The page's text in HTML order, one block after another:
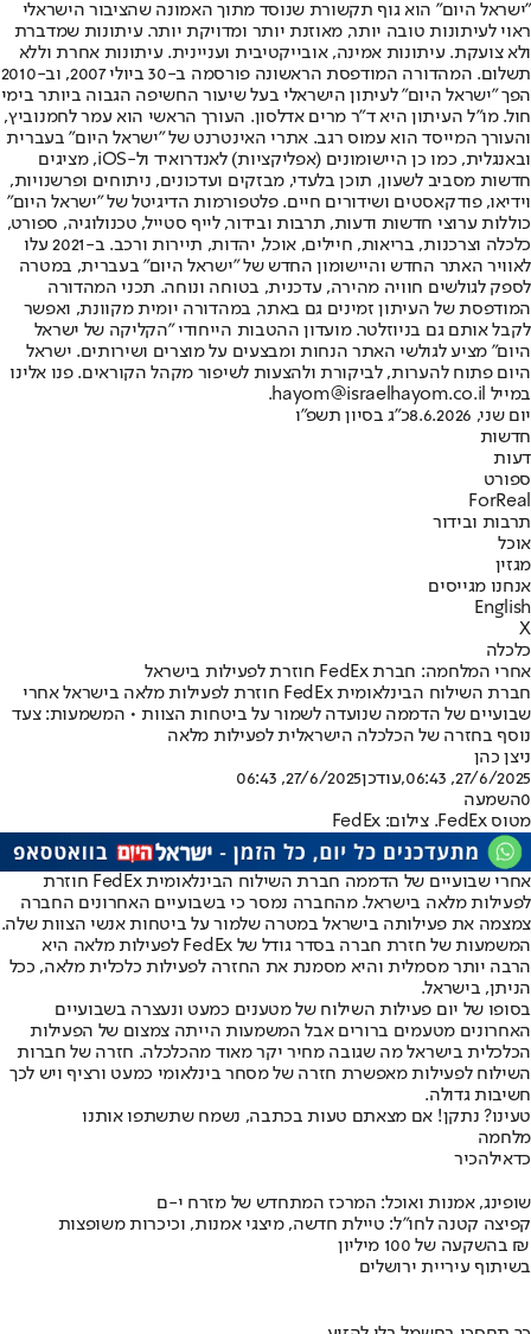
"ישראל היום" הוא גוף תקשורת שנוסד מתוך האמונה שהציבור הישראלי
ראוי לעיתונות טובה יותר, מאוזנת יותר ומדויקת יותר. עיתונות שמדברת
ולא צועקת. עיתונות אמינה, אובייקטיבית ועניינית. עיתונות אחרת וללא
תשלום. המהדורה המודפסת הראשונה פורסמה ב-30 ביולי 2007, וב-2010
הפך "ישראל היום" לעיתון הישראלי בעל שיעור החשיפה הגבוה ביותר בימי
חול. מו"ל העיתון היא ד"ר מרים אדלסון. העורך הראשי הוא עמר לחמנוביץ,
והעורך המייסד הוא עמוס רגב. אתרי האינטרנט של "ישראל היום" בעברית
ובאנגלית, כמו כן היישומונים (אפליקציות) לאנדרואיד ול-iOS, מציגים
חדשות מסביב לשעון, תוכן בלעדי, מבזקים ועדכונים, ניתוחים ופרשנויות,
וידיאו, פודקאסטים ושידורים חיים. פלטפורמות הדיגיטל של "ישראל היום"
כוללות ערוצי חדשות ודעות, תרבות ובידור, לייף סטייל, טכנולוגיה, ספורט,
כלכלה וצרכנות, בריאות, חיילים, אוכל, יהדות, תיירות ורכב. ב-2021 עלו
לאוויר האתר החדש והיישומון החדש של "ישראל היום" בעברית, במטרה
לספק לגולשים חוויה מהירה, עדכנית, בטוחה ונוחה. תכני המהדורה
המודפסת של העיתון זמינים גם באתר, במהדורה יומית מקוונת, ואפשר
לקבל אותם גם בניוזלטר. מועדון ההטבות הייחודי "הקליקה של ישראל
היום" מציע לגולשי האתר הנחות ומבצעים על מוצרים ושירותים. ישראל
היום פתוח להערות, לביקורת ולהצעות לשיפור מקהל הקוראים. פנו אלינו
במייל hayom@israelhayom.co.il.
יום שני, 8.6.2026
כ"ג בסיון תשפ"ו
חדשות
דעות
ספורט
ForReal
תרבות ובידור
אוכל
מגזין
אנחנו מגייסים
English
X
כלכלה
אחרי המלחמה: חברת FedEx חוזרת לפעילות בישראל
חברת השילוח הבינלאומית FedEx חוזרת לפעילות מלאה בישראל אחרי
שבועיים של הדממה שנועדה לשמור על ביטחות הצוות • המשמעות: צעד
נוסף בחזרה של הכלכלה הישראלית לפעילות מלאה
ניצן כהן
27/6/2025, 06:43
,עודכן27/6/2025, 06:43
0השמעה
מטוס FedEx. צילום: FedEx
אחרי שבועיים של הדממה חברת השילוח הבינלאומית FedEx חוזרת
לפעילות מלאה בישראל. מהחברה נמסר כי בשבועיים האחרונים החברה
צמצמה את פעילותה בישראל במטרה שלמור על ביטחות אנשי הצוות שלה.
המשמעות של חזרת חברה בסדר גודל של FedEx לפעילות מלאה היא
הרבה יותר מסמלית והיא מסמנת את החזרה לפעילות כלכלית מלאה, ככל
הניתן, בישראל.
בסופו של יום פעילות השילוח של מטענים כמעט ונעצרה בשבועיים
האחרונים מטעמים ברורים אבל המשמעות הייתה צמצום של הפעילות
הכלכלית בישראל מה שגובה מחיר יקר מאוד מהכלכלה. חזרה של חברות
השילוח לפעילות מאפשרת חזרה של מסחר בינלאומי כמעט ורציף ויש לכך
חשיבות גדולה.
טעינו? נתקן! אם מצאתם טעות בכתבה, נשמח שתשתפו אותנו
מלחמה
כדאילהכיר
שופינג, אמנות ואוכל: המרכז המתחדש של מזרח י-ם
קפיצה קטנה לחו"ל: טיילת חדשה, מיצגי אמנות, וכיכרות משופצות
בהשקעה של 100 מיליון ₪
בשיתוף עיריית ירושלים